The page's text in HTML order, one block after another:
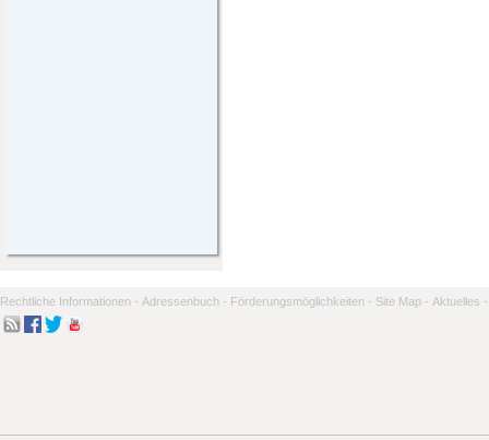
Rechtliche Informationen - Adressenbuch - Förderungsmöglichkeiten - Site Map - Aktuelles -